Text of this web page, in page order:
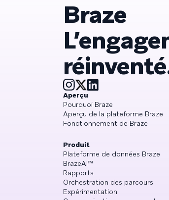
Braze
Aperçu
Pourquoi Braze
Aperçu de la plateforme Braze
Fonctionnement de Braze
Produit
Plateforme de données Braze
BrazeAI™
Rapports
Orchestration des parcours
Expérimentation